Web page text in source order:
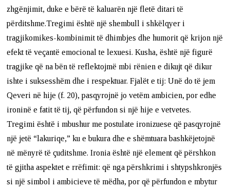
zhgënjimit, duke e bërë të kaluarën një fletë ditari të
përditshme.Tregimi është një shembull i shkëlqyer i
tragjikomikes-kombinimit të dhimbjes dhe humorit që krijon një
efekt të veçantë emocional te lexuesi. Kusha, është një figurë
tragjike që na bën të reflektojmë mbi rënien e dikujt që dikur
ishte i suksesshëm dhe i respektuar. Fjalët e tij: Unë do të jem
Qeveri në hije (f. 20), pasqyrojnë jo vetëm ambicien, por edhe
ironinë e fatit të tij, që përfundon si një hije e vetvetes.
Tregimi është i mbushur me postulate ironizuese që pasqyrojnë
një jetë “lakuriqe,” ku e bukura dhe e shëmtuara bashkëjetojnë
në mënyrë të çuditshme. Ironia është një element që përshkon
të gjitha aspektet e rrëfimit: që nga përshkrimi i shtypshkronjës
si një simbol i ambicieve të mëdha, por që përfundon e mbytur